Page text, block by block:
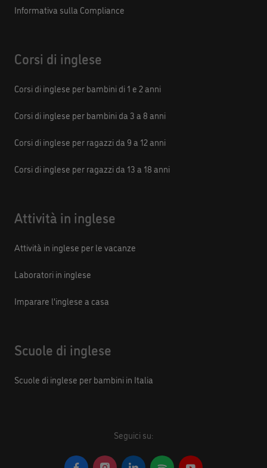
Informativa sulla Compliance
Corsi di inglese
Corsi di inglese per bambini di 1 e 2 anni
Corsi di inglese per bambini da 3 a 8 anni
Corsi di inglese per ragazzi da 9 a 12 anni
Corsi di inglese per ragazzi da 13 a 18 anni
Attività in inglese
Attività in inglese per le vacanze
Laboratori in inglese
Imparare l'inglese a casa
Scuole di inglese
Scuole di inglese per bambini in Italia
Seguici su: